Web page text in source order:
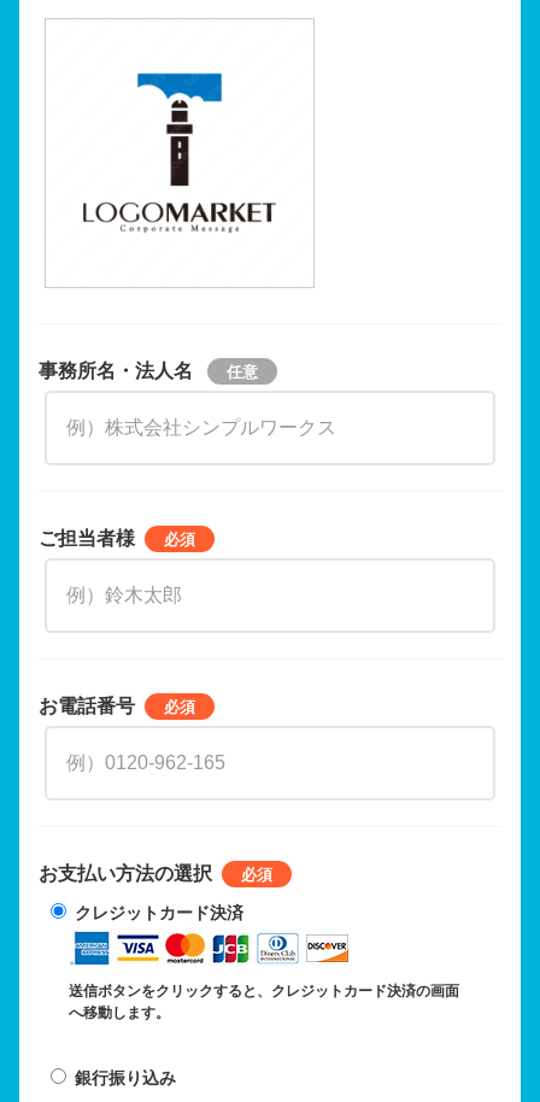
事務所名・法人名
ご担当者様
お電話番号
お支払い方法の選択
クレジットカード決済
送信ボタンをクリックすると、クレジットカード決済の画面
へ移動します。
銀行振り込み